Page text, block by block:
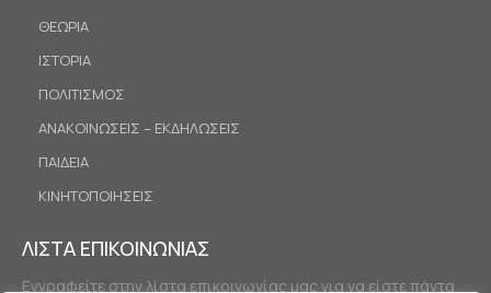
ΘΕΩΡΙΑ
ΙΣΤΟΡΙΑ
ΠΟΛΙΤΙΣΜΟΣ
ΑΝΑΚΟΙΝΩΣΕΙΣ – ΕΚΔΗΛΩΣΕΙΣ
ΠΑΙΔΕΙΑ
ΚΙΝΗΤΟΠΟΙΗΣΕΙΣ
ΛΙΣΤΑ ΕΠΙΚΟΙΝΩΝΙΑΣ
Εγγραφείτε στην λίστα επικοινωνίας μας για να είστε πάντα